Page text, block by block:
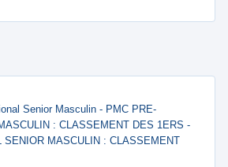
Senior Masculin - PMC PRE-
: CLASSEMENT DES 1ERS -
SENIOR MASCULIN : CLASSEMENT